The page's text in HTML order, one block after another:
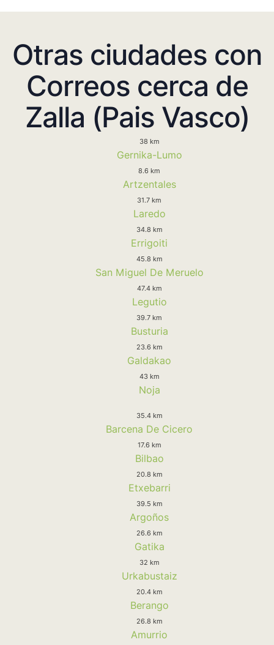
Otras ciudades con
Correos cerca de
Zalla (Pais Vasco)
38 km
Gernika-Lumo
8.6 km
Artzentales
31.7 km
Laredo
34.8 km
Errigoiti
45.8 km
San Miguel De Meruelo
47.4 km
Legutio
39.7 km
Busturia
23.6 km
Galdakao
43 km
Noja
35.4 km
Barcena De Cicero
17.6 km
Bilbao
20.8 km
Etxebarri
39.5 km
Argoños
26.6 km
Gatika
32 km
Urkabustaiz
20.4 km
Berango
26.8 km
Amurrio